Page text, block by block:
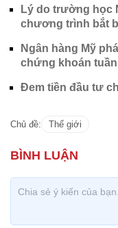
Lý do trường học
chương trình bắt
Ngân hàng Mỹ
chứng khoán
Đem tiền đầu tư
Chủ đề: Thế giới